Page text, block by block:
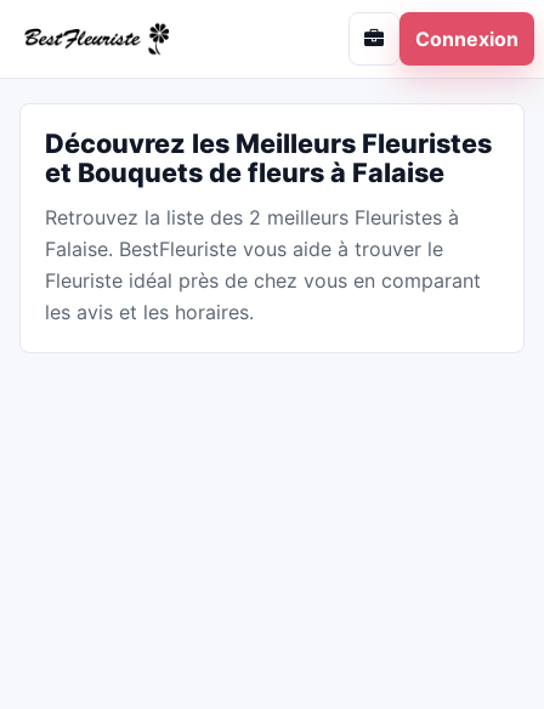
Connexion
Découvrez les Meilleurs Fleuristes
et Bouquets de fleurs à Falaise
Retrouvez la liste des 2 meilleurs Fleuristes à
Falaise. BestFleuriste vous aide à trouver le
Fleuriste idéal près de chez vous en comparant
les avis et les horaires.